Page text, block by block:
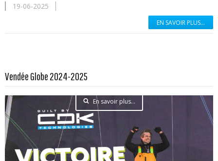
19-06-2025
EN SAVOIR PLUS...
Vendée Globe 2024-2025
En savoir plus...